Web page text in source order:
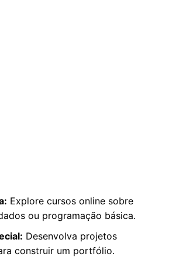
Explore cursos online sobre
ou programação básica.
Desenvolva projetos
construir um portfólio.